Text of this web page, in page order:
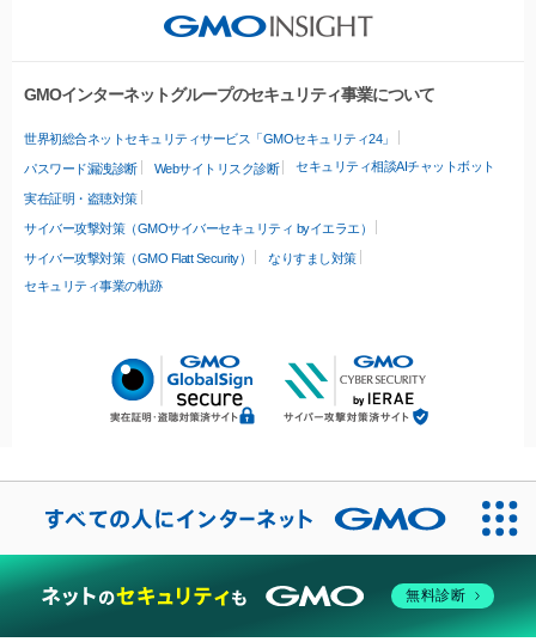
GMOインターネットグループのセキュリティ事業について
世界初総合ネットセキュリティサービス「GMOセキュリティ24」
パスワード漏洩診断 Webサイトリスク診断 セキュリティ相談AIチャットボット
実在証明・盗聴対策
サイバー攻撃対策（GMOサイバーセキュリティ byイエラエ）
サイバー攻撃対策（GMO Flatt Security）
なりすまし対策
セキュリティ事業の軌跡
無料診断